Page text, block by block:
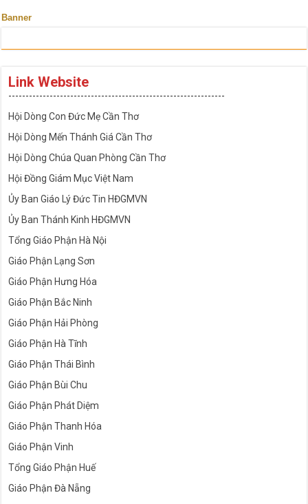
Banner
Link Website
---------------------------------------------------------------
Hội Dòng Con Đức Mẹ Cần Thơ
Hội Dòng Mến Thánh Giá Cần Thơ
Hội Dòng Chúa Quan Phòng Cần Thơ
Hội Đồng Giám Mục Việt Nam
Ủy Ban Giáo Lý Đức Tin HĐGMVN
Ủy Ban Thánh Kinh HĐGMVN
Tổng Giáo Phận Hà Nội
Giáo Phận Lạng Sơn
Giáo Phận Hưng Hóa
Giáo Phận Bắc Ninh
Giáo Phận Hải Phòng
Giáo Phận Hà Tĩnh
Giáo Phận Thái Bình
Giáo Phận Bùi Chu
Giáo Phận Phát Diệm
Giáo Phận Thanh Hóa
Giáo Phận Vinh
Tổng Giáo Phận Huế
Giáo Phận Đà Nẵng